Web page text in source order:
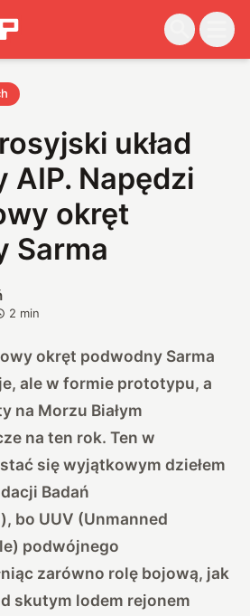
układ
AIP. Napędzi
okręt
Sarma
2 min
okręt podwodny Sarma
ale w formie prototypu, a
na Morzu Białym
na ten rok. Ten w
się wyjątkowym dziełem
Badań
bo UUV (Unmanned
podwójnego
zarówno rolę bojową, jak
skutym lodem rejonem